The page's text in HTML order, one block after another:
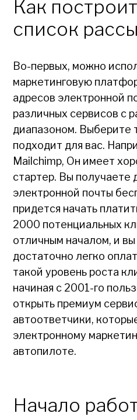
Как
список
Во-первых, можно
маркетинговую
адресов электронной
различных сервисов с
диапазоном. Выберите
подходит для вас.
Mailchimp, Он имеет
стартер. Вы получаете
электронной почты
придется начать
2000 потенциальных
отличным началом, и
достаточно легко
такой уровень роста
начиная с 2001-го
открыть премиум
автоответчики,
электронному
автопилоте.
Начало